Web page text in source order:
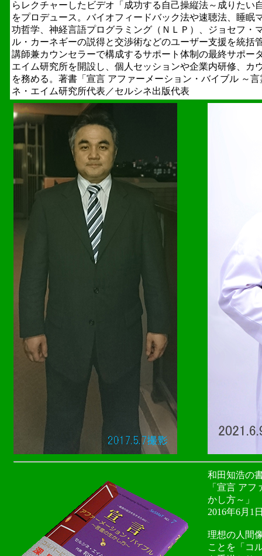
らレクチャーしたビデオ「成功する自己操縦法～成りたい
をプロデュース。バイオフィードバック法や速聴法、睡眠
功哲学、神経言語プログラミング（ＮＬＰ）、ジョセフ・
ル・カーネギーの説得と交渉術などのユーザー支援を統括
講師兼カウンセラーで構成するサポート体制の最終サポー
エイム研究所を開設し、個人セッションや企業内研修、カ
を務める。著書「宣言 アファーメーション・バイブル ～
ネ・エイム研究所代表／セルシネ出版代表
和田知浩の
「宣言 ア
かし方～」
2016年6月1
理想の人間
ことを「コ